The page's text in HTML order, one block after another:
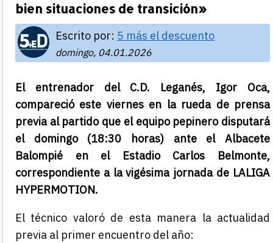
bien situaciones de transición»
Escrito por: 5 más el descuento
domingo, 04.01.2026
El entrenador del C.D. Leganés, Igor Oca,
compareció este viernes en la rueda de prensa
previa al partido que el equipo pepinero disputará
el domingo (18:30 horas) ante el Albacete
Balompié en el Estadio Carlos Belmonte,
correspondiente a la vigésima jornada de LALIGA
HYPERMOTION.
El técnico valoró de esta manera la actualidad
previa al primer encuentro del año: